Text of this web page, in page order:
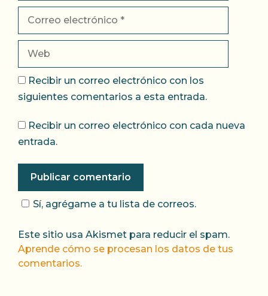
electrónico
Recibir un correo electrónico con los
siguientes comentarios a esta entrada.
Recibir un correo electrónico con cada nueva
entrada.
Sí, agrégame a tu lista de correos.
Este sitio usa Akismet para reducir el spam.
Aprende cómo se procesan los datos de tus
comentarios.